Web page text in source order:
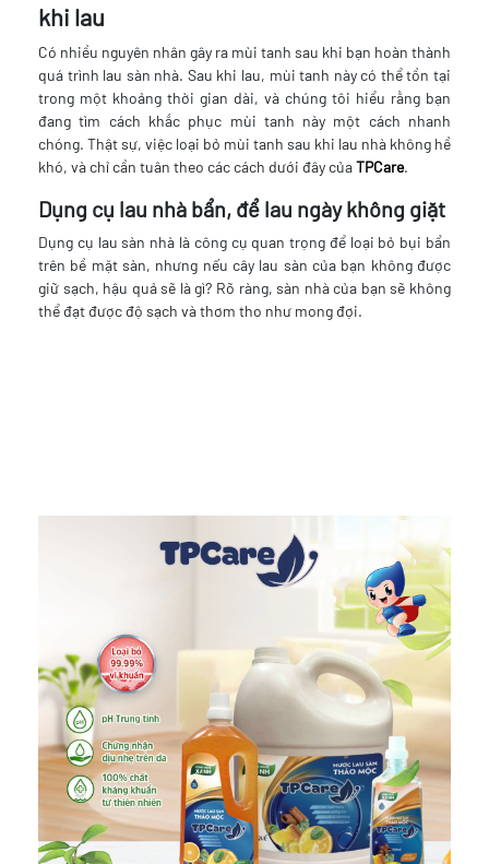
khi lau
Có nhiều nguyên nhân gây ra mùi tanh sau khi bạn hoàn thành
quá trình lau sàn nhà. Sau khi lau, mùi tanh này có thể tồn tại
trong một khoảng thời gian dài, và chúng tôi hiểu rằng bạn
đang tìm cách khắc phục mùi tanh này một cách nhanh
chóng. Thật sự, việc loại bỏ mùi tanh sau khi lau nhà không hề
khó, và chỉ cần tuân theo các cách dưới đây củaTPCare.
Dụng cụ lau nhà bẩn, để lau ngày không giặt
Dụng cụ lau sàn nhà là công cụ quan trọng để loại bỏ bụi bẩn
trên bề mặt sàn, nhưng nếu cây lau sàn của bạn không được
giữ sạch, hậu quả sẽ là gì? Rõ ràng, sàn nhà của bạn sẽ không
thể đạt được độ sạch và thơm tho như mong đợi.